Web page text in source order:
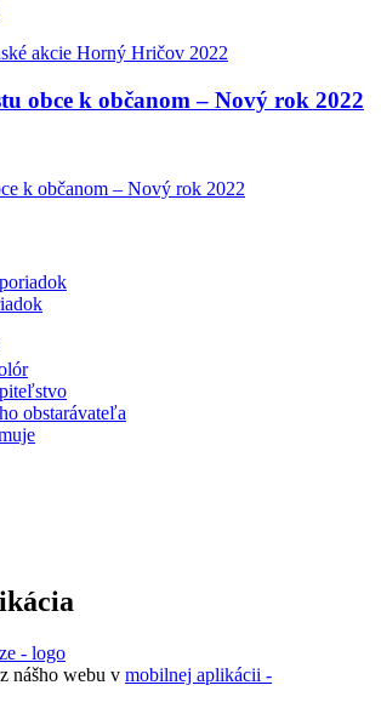
akcie Horný Hričov 2022
obce k občanom – Nový rok 2022
k občanom – Nový rok 2022
obstarávateľa
nášho webu v mobilnej aplikácii -